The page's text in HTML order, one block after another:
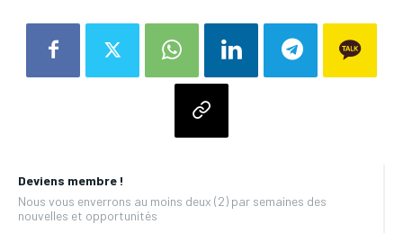
Deviens membre !
Nous vous enverrons au moins deux (2) par semaines des
nouvelles et opportunités